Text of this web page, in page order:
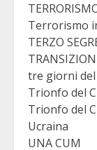
Terrorismo
TERZO
tre giorni
Trionfo del
Trionfo del
Ucraina
UNA CUM